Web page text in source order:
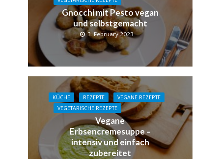
Gnocchi mit Pesto vegan
und selbstgemacht
3. February 2023
KÜCHE REZEPTE
VEGANE REZEPTE
VEGETARISCHE REZEPTE
Vegane
Erbsencremesuppe –
intensiv und einfach
zubereitet